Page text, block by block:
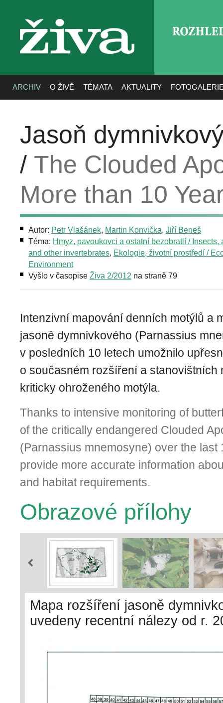
živa
ARCHIV O ŽIVĚ TÉMATA AKTUALITY
Jasoň
/ The Clouded
More than 10
Autor: Petr Vlašánek, Martin Konvička, Jiří Beneš
Téma: Hmyz, pavoukovci a ostatní bezobratlí / Insects,
and other invertebrates, Ekologie, životní prostředí /
Environment
Vyšlo v časopise Živa 2/2012 na straně 79
Intenzivní mapování denních motýlů a
jasoně dymnivkového (Parnassius
v posledních 10 letech umožnilo
o současném rozšíření a stanovištních
kriticky ohroženého motýla.
Thanks to intensive monitoring of
of the critically en­dangered Clouded
(Parnassius mnemosyne) over the last
provide more accurate information
and habitat requi­rements.
Obrazové přílohy
Mapa rozšíření jasoně
uvedeny recentní nálezy od r.
a databáze Mapování motýlů